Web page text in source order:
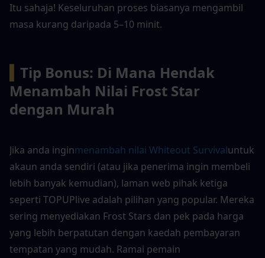
Itu sahaja! Keseluruhan proses biasanya mengambil
masa kurang daripada 5–10 minit.
Tip Bonus: Di Mana Hendak
Menambah Nilai Frost Star
dengan Murah
Jika anda inginmenambah nilai Whiteout Survivaluntuk
akaun anda sendiri (atau jika penerima ingin membeli
lebih banyak kemudian), laman web pihak ketiga
seperti TOPUPlive adalah pilihan yang popular. Mereka
sering menyediakan Frost Stars dan pek pada harga
yang lebih berpatutan dengan kaedah pembayaran
tempatan yang mudah. Ramai pemain